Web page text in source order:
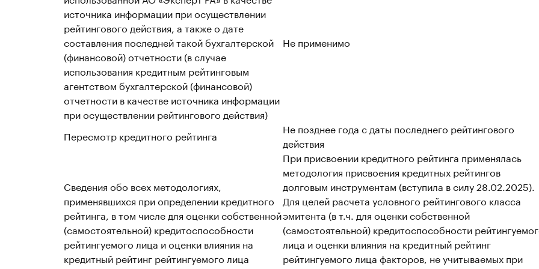
источника информации при осуществлении
рейтингового действия, а также о дате
составления последней такой бухгалтерской
(финансовой) отчетности (в случае
использования кредитным рейтинговым
агентством бухгалтерской (финансовой)
отчетности в качестве источника информации
при осуществлении рейтингового действия)
Не применимо
Пересмотр кредитного рейтинга
Не позднее года с даты последнего рейтингового
действия
Сведения обо всех методологиях,
применявшихся при определении кредитного
рейтинга, в том числе для оценки собственной
(самостоятельной) кредитоспособности
рейтингуемого лица и оценки влияния на
кредитный рейтинг рейтингуемого лица
При присвоении кредитного рейтинга применялась
методология присвоения кредитных рейтингов
долговым инструментам (вступила в силу 28.02.2025).
Для целей расчета условного рейтингового класса
эмитента (в т.ч. для оценки собственной
(самостоятельной) кредитоспособности
лица и оценки влияния на кредитный рейтинг
рейтингуемого лица факторов, не учитываемых при